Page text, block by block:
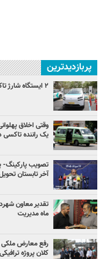
پربازدیدترین
۲ ایستگاه شارژ تاکسی‌های برقی در آستانه بهره‌برداری
وقتی اخلاق
یک راننده تاکسی
آخر تابستان
ماه مدیریت
رفع معارض ملکی
کلان پروژه‌